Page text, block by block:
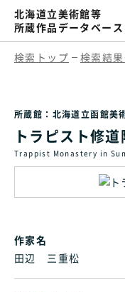
北海道立美術館等
所蔵作品データベース
検索トップ 検索結
所蔵館：北海道立函館美
トラピスト修
Trappist Monastery in
作家名
田辺 三重松